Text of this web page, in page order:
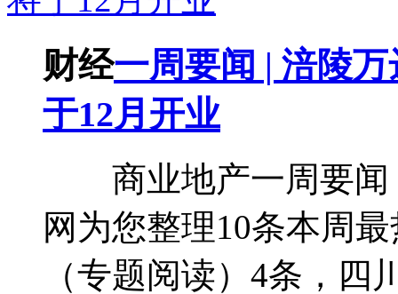
财经一周要闻 | 涪陵
于12月开业
商业地产一周要
网为您整理10条本周
（专题阅读）4条，四